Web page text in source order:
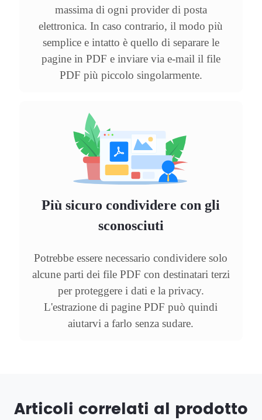
massima di ogni provider di posta
elettronica. In caso contrario, il modo più
semplice e intatto è quello di separare le
pagine in PDF e inviare via e-mail il file
PDF più piccolo singolarmente.
Più sicuro condividere con gli
sconosciuti
Potrebbe essere necessario condividere solo
alcune parti dei file PDF con destinatari terzi
per proteggere i dati e la privacy.
L'estrazione di pagine PDF può quindi
aiutarvi a farlo senza sudare.
Articoli correlati al prodotto